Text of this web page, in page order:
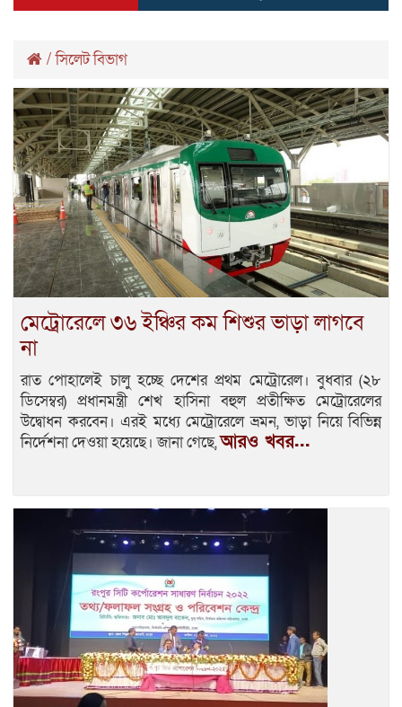
/সিলেট বিভাগ
মেট্রোরেলে ৩৬ ইঞ্চির কম শিশুর ভাড়া লাগবে
না
রাত পোহালেই চালু হচ্ছে দেশের প্রথম মেট্রোরেল। বুধবার (২৮
ডিসেম্বর) প্রধানমন্ত্রী শেখ হাসিনা বহুল প্রতীক্ষিত মেট্রোরেলের
উদ্বোধন করবেন। এরই মধ্যে মেট্রোরেলে ভ্রমন, ভাড়া নিয়ে বিভিন্ন
নির্দেশনা দেওয়া হয়েছে। জানা গেছে,আরও খবর...